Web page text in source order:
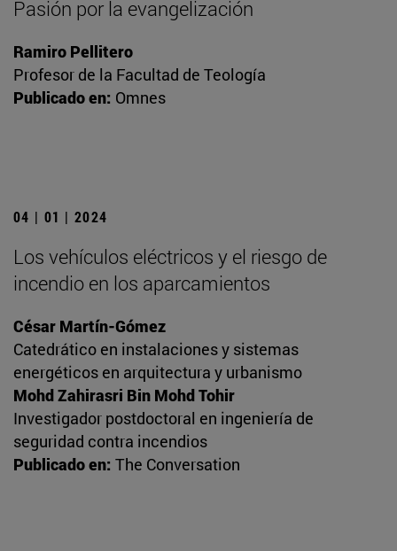
Pasión por la evangelización
Ramiro Pellitero
Profesor de la Facultad de Teología
Publicado en: Omnes
04 | 01 | 2024
Los vehículos eléctricos y el riesgo de
incendio en los aparcamientos
César Martín-Gómez
Catedrático en instalaciones y sistemas
energéticos en arquitectura y urbanismo
Mohd Zahirasri Bin Mohd Tohir
Investigador postdoctoral en ingeniería de
seguridad contra incendios
Publicado en: The Conversation